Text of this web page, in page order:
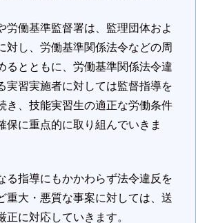
労働基準監督署は、監理団体およ
対し、労働基準関係法令などの周
るとともに、労働基準関係法令違
実習実施者に対しては監督指導を
き、技能実習生の適正な労働条件
保に重点的に取り組んでいきま
指導にもかかわらず法令違反を
重大・悪質な事案に対しては、送
正に対応していきます。